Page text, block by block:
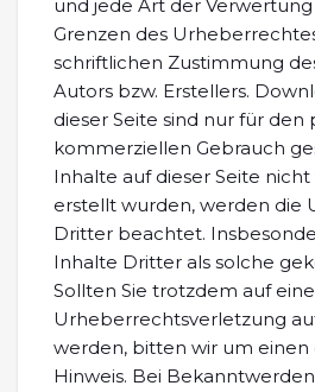
und jede Art der
Grenzen des
schriftlichen Zustimmung
Autors bzw. Erstellers.
dieser Seite sind nur für den
kommerziellen Gebrauch
Inhalte auf dieser Seite
erstellt wurden, werden die
Dritter beachtet.
Inhalte Dritter als solche
Sollten Sie trotzdem auf eine
Urheberrechtsverletzung
werden, bitten wir um
Hinweis. Bei